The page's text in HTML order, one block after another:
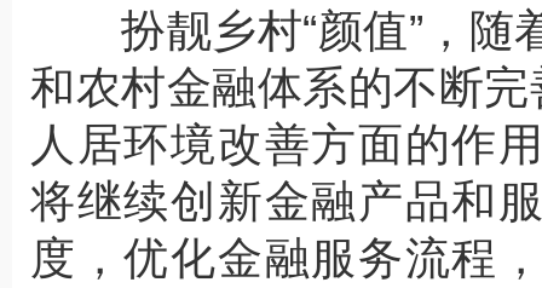
扮靓乡村“颜值”，随
和农村金融体系的不断完
人居环境改善方面的作
将继续创新金融产品和
度，优化金融服务流程